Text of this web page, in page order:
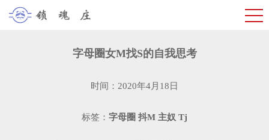
字母圈女M找S的自我思考
时间：2020年4月18日
标签： 字母圈 抖M 主奴 Tj